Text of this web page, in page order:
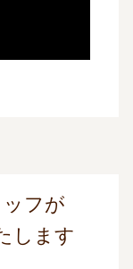
フが
します